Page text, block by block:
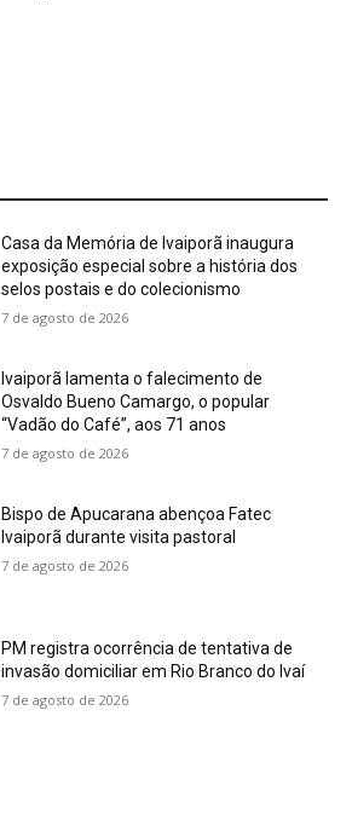
Casa da Memória de Ivaiporã inaugura
exposição especial sobre a história dos
selos postais e do colecionismo
7 de agosto de 2026
Ivaiporã lamenta o falecimento de
Osvaldo Bueno Camargo, o popular
“Vadão do Café”, aos 71 anos
7 de agosto de 2026
Bispo de Apucarana abençoa Fatec
Ivaiporã durante visita pastoral
7 de agosto de 2026
PM registra ocorrência de tentativa de
invasão domiciliar em Rio Branco do Ivaí
7 de agosto de 2026